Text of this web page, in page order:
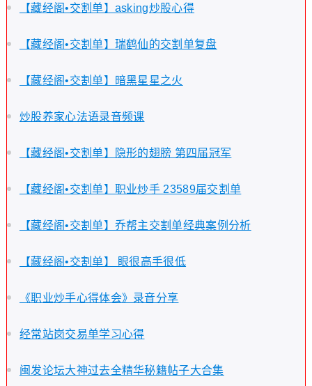
【藏经阁•交割单】asking炒股心得
【藏经阁•交割单】瑞鹤仙的交割单复盘
【藏经阁•交割单】暗黑星星之火
炒股养家心法语录音频课
【藏经阁•交割单】隐形的翅膀 第四届冠军
【藏经阁•交割单】职业炒手 23589届交割单
【藏经阁•交割单】乔帮主交割单经典案例分析
【藏经阁•交割单】 眼很高手很低
《职业炒手心得体会》录音分享
经常站岗交易单学习心得
闽发论坛大神过去全精华秘籍帖子大合集